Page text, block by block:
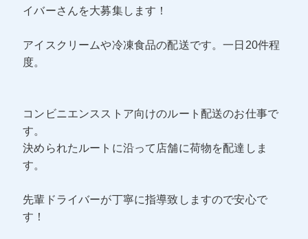
イバーさんを大募集します！
アイスクリームや冷凍食品の配送です。一日20件程
度。
コンビニエンスストア向けのルート配送のお仕事で
す。
決められたルートに沿って店舗に荷物を配達しま
す。
先輩ドライバーが丁寧に指導致しますので安心で
す！